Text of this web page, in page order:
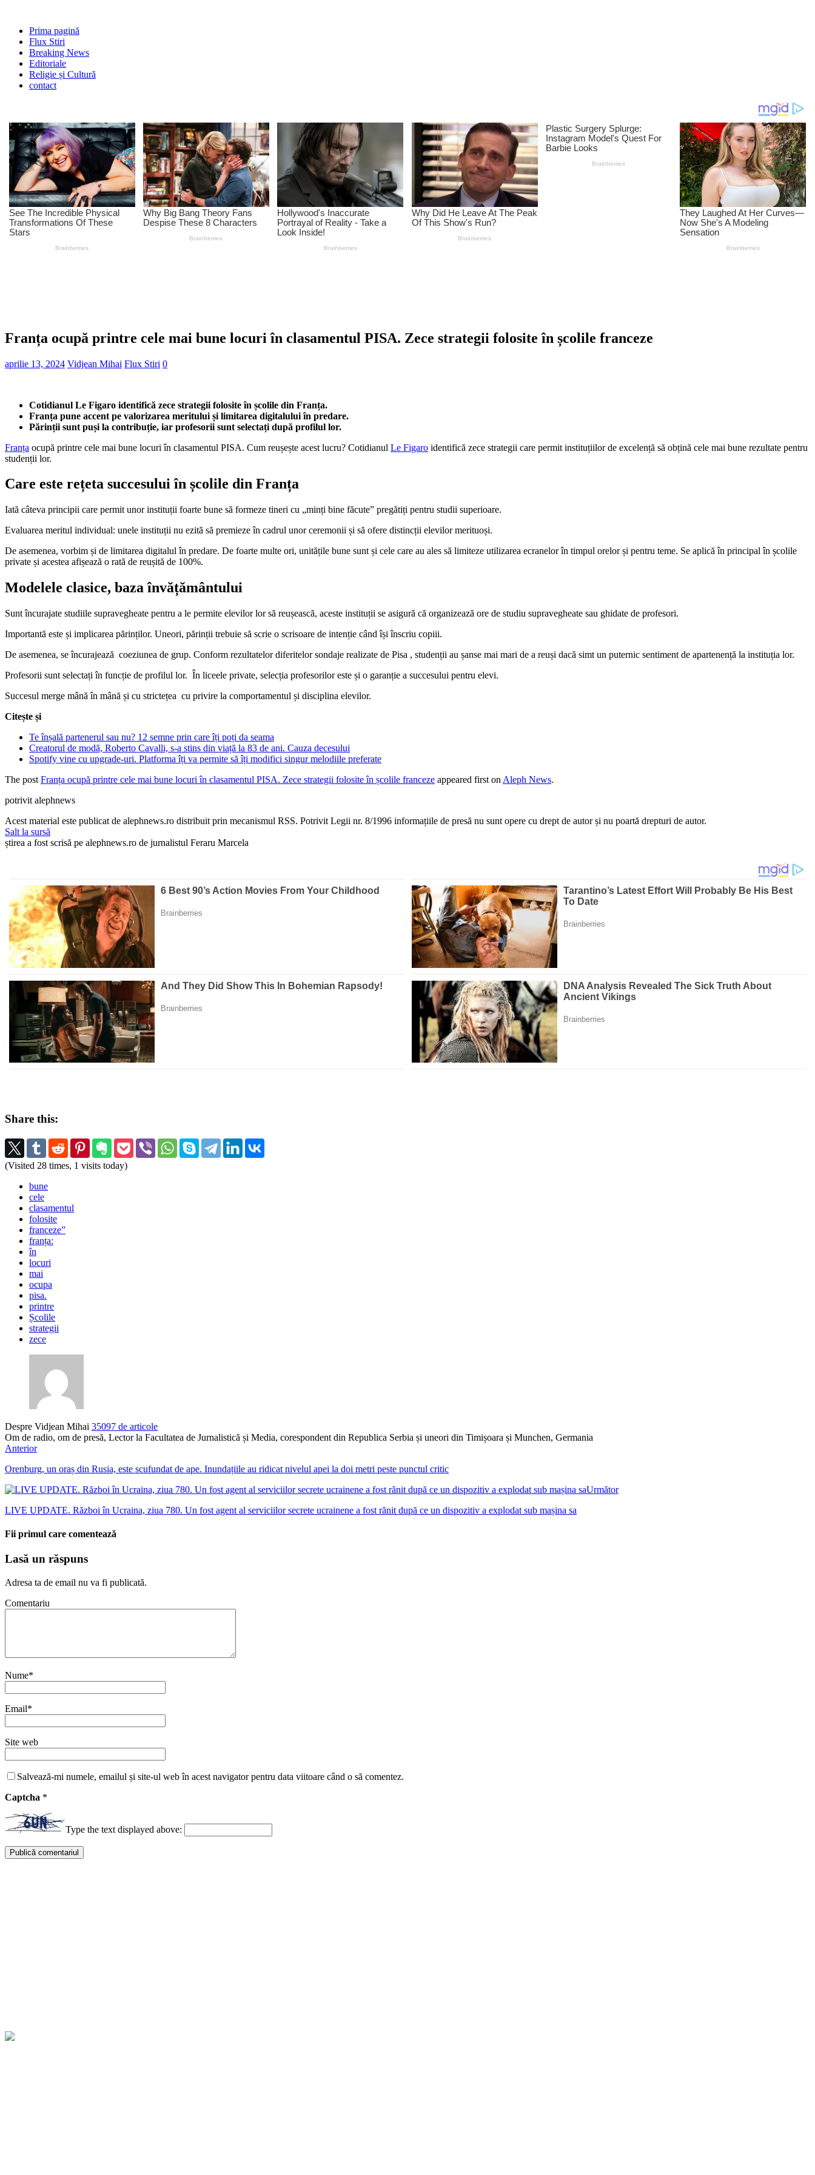
Prima pagină
Flux Stiri
Breaking News
Editoriale
Religie și Cultură
contact
Franța ocupă printre cele mai bune locuri în clasamentul PISA. Zece strategii folosite în școlile franceze
aprilie 13, 2024 Vidjean Mihai Flux Stiri 0
Cotidianul Le Figaro identifică zece strategii folosite în școlile din Franța.
Franța pune accent pe valorizarea meritului și limitarea digitalului în predare.
Părinții sunt puși la contribuție, iar profesorii sunt selectați după profilul lor.
Franța ocupă printre cele mai bune locuri în clasamentul PISA. Cum reușește acest lucru? Cotidianul Le Figaro identifică zece strategii care permit instituțiilor de excelență să obțină cele mai bune rezultate pentru
studenții lor.
Care este rețeta succesului în școlile din Franța
Iată câteva principii care permit unor instituții foarte bune să formeze tineri cu „minți bine făcute” pregătiți pentru studii superioare.
Evaluarea meritul individual: unele instituții nu ezită să premieze în cadrul unor ceremonii și să ofere distincții elevilor merituoși.
De asemenea, vorbim și de limitarea digitalul în predare. De foarte multe ori, unitățile bune sunt și cele care au ales să limiteze utilizarea ecranelor în timpul orelor și pentru teme. Se aplică în principal în școlile
private și acestea afișează o rată de reușită de 100%.
Modelele clasice, baza învățământului
Sunt încurajate studiile supravegheate pentru a le permite elevilor lor să reușească, aceste instituții se asigură că organizează ore de studiu supravegheate sau ghidate de profesori.
Importantă este și implicarea părinților. Uneori, părinții trebuie să scrie o scrisoare de intenție când își înscriu copiii.
De asemenea, se încurajează coeziunea de grup. Conform rezultatelor diferitelor sondaje realizate de Pisa , studenții au șanse mai mari de a reuși dacă simt un puternic sentiment de apartenență la instituția lor.
Profesorii sunt selectați în funcție de profilul lor. În liceele private, selecția profesorilor este și o garanție a succesului pentru elevi.
Succesul merge mână în mână și cu strictețea cu privire la comportamentul și disciplina elevilor.
Citește și
Te înșală partenerul sau nu? 12 semne prin care îți poți da seama
Creatorul de modă, Roberto Cavalli, s-a stins din viață la 83 de ani. Cauza decesului
Spotify vine cu upgrade-uri. Platforma îți va permite să îți modifici singur melodiile preferate
The post Franța ocupă printre cele mai bune locuri în clasamentul PISA. Zece strategii folosite în școlile franceze appeared first on Aleph News.
potrivit alephnews
Acest material este publicat de alephnews.ro distribuit prin mecanismul RSS. Potrivit Legii nr. 8/1996 informațiile de presă nu sunt opere cu drept de autor și nu poartă drepturi de autor.
Salt la sursă
știrea a fost scrisă pe alephnews.ro de jurnalistul Feraru Marcela
Share this:
(Visited 28 times, 1 visits today)
bune
cele
clasamentul
folosite
franceze”
franța:
în
locuri
mai
ocupa
pisa.
printre
Școlile
strategii
zece
Despre Vidjean Mihai 35097 de articole
Om de radio, om de presă, Lector la Facultatea de Jurnalistică și Media, corespondent din Republica Serbia și uneori din Timișoara și Munchen, Germania
Anterior
Orenburg, un oraș din Rusia, este scufundat de ape. Inundațiile au ridicat nivelul apei la doi metri peste punctul critic
Următor
LIVE UPDATE. Război în Ucraina, ziua 780. Un fost agent al serviciilor secrete ucrainene a fost rănit după ce un dispozitiv a explodat sub mașina sa
Fii primul care comentează
Lasă un răspuns
Adresa ta de email nu va fi publicată.
Comentariu
Nume*
Email*
Site web
Salvează-mi numele, emailul și site-ul web în acest navigator pentru data viitoare când o să comentez.
Captcha *
Type the text displayed above: